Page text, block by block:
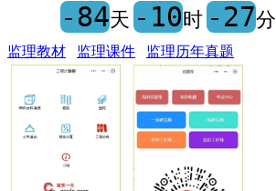
-84天 -10时-27分
监理教材 监理课件 监理历年真题